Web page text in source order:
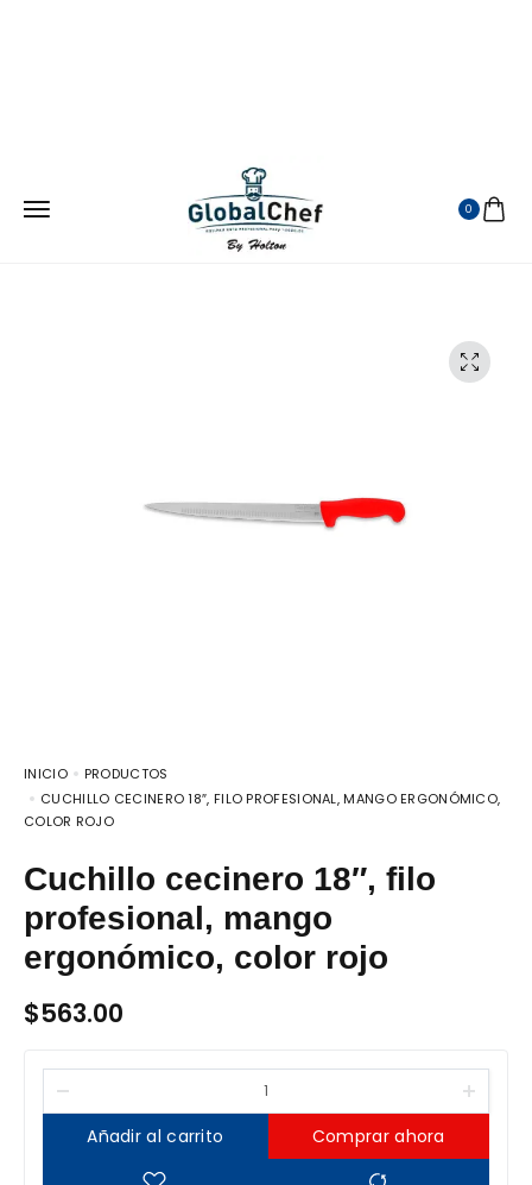
0
INICIO
PRODUCTOS
CUCHILLO CECINERO 18″, FILO PROFESIONAL, MANGO ERGONÓMICO,
COLOR ROJO
Cuchillo cecinero 18″, filo
profesional, mango
ergonómico, color rojo
$563.00
Añadir al carrito Comprar ahora